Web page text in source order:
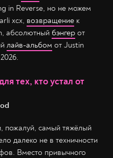
in Reverse, но не можем
xcx, возвращение к
абсолютный бэнгер от
лайв-альбом от Justin
тех, кто устал от
пожалуй, самый тяжёлый
далеко не в техничности
Вместо привычного